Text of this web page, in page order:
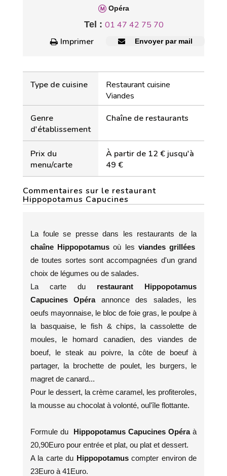
Opéra
Tel : 01 47 42 75 70
Imprimer
Envoyer par mail
Type de cuisine
Restaurant cuisine
Viandes
Genre
d'établissement
Chaîne de restaurants
Prix du
menu/carte
À partir de 12 € jusqu'à
49 €
Commentaires sur le restaurant
Hippopotamus Capucines
La foule se presse dans les restaurants de la
chaîne Hippopotamusoù les viandes grillées
de toutes sortes sont accompagnées d'un grand
choix de légumes ou de salades.
La carte du restaurant Hippopotamus
Capucines Opéra annonce des salades, les
oeufs mayonnaise, le bloc de foie gras, le poulpe à
la basquaise, le fish & chips, la cassolette de
moules, le homard canadien, des viandes de
boeuf, le steak au poivre, la côte de boeuf à
partager, la brochette de poulet, les burgers, le
magret de canard...
Pour le dessert, la crème caramel, les profiteroles,
la mousse au chocolat à volonté, oul'île flottante.
Formule du Hippopotamus Capucines Opéra à
20,90Euro pour entrée et plat, ou plat et dessert.
A la carte du Hippopotamuscompter environ de
23Euro à 41Euro.